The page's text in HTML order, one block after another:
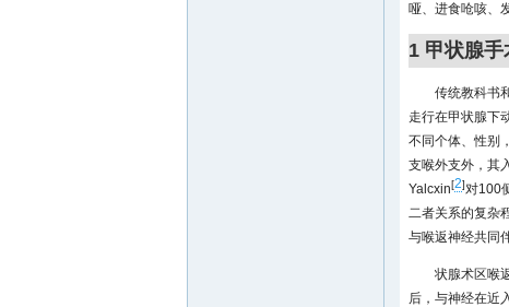
哑、进食呛咳、
1 甲状腺
传统教科书
走行在甲状腺下
不同个体、性别
支喉外支外，其
Yalcxin[2]对100
二者关系的复杂
与喉返神经共同
状腺术区喉
后，与神经在近